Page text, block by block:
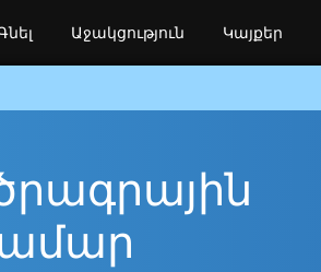
ծրագրային
Աջակցություն Կայքեր